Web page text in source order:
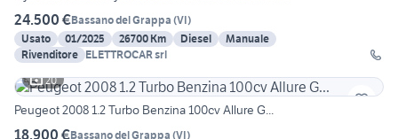
24.500 €Bassano del Grappa (VI)
Usato
01/2025 26700 Km Diesel
Manuale
Rivenditore ELETTROCAR srl
20
Peugeot 2008 1.2 Turbo Benzina 100cv Allure G...
18.900 €Bassano del Grappa (VI)